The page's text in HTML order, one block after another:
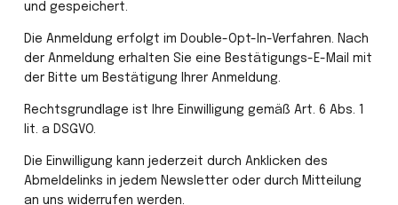
und gespeichert.
Die Anmeldung erfolgt im Double-Opt-In-Verfahren. Nach
der Anmeldung erhalten Sie eine Bestätigungs-E-Mail mit
der Bitte um Bestätigung Ihrer Anmeldung.
Rechtsgrundlage ist Ihre Einwilligung gemäß Art. 6 Abs. 1
lit. a DSGVO.
Die Einwilligung kann jederzeit durch Anklicken des
Abmeldelinks in jedem Newsletter oder durch Mitteilung
an uns widerrufen werden.